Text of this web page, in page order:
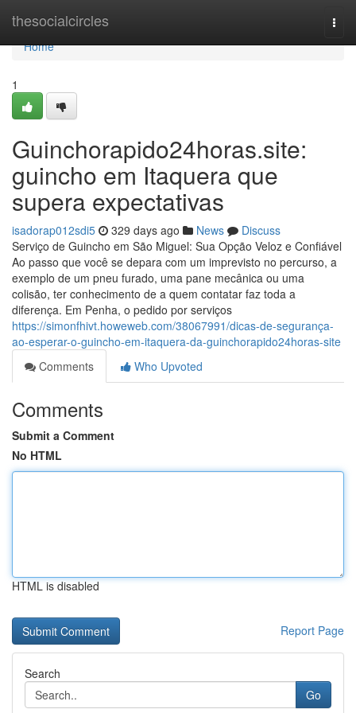
thesocialcircles
Home
Home
1
Guinchorapido24horas.site:
guincho em Itaquera que
supera expectativas
isadorap012sdi5 329 days ago News
Discuss
Serviço de Guincho em São Miguel: Sua Opção Veloz e Confiável
Ao passo que você se depara com um imprevisto no percurso, a
exemplo de um pneu furado, uma pane mecânica ou uma
colisão, ter conhecimento de a quem contatar faz toda a
diferença. Em Penha, o pedido por serviços
https://simonfhivt.howeweb.com/38067991/dicas-de-segurança-
ao-esperar-o-guincho-em-itaquera-da-guinchorapido24horas-site
Comments
Who Upvoted
Comments
Submit a Comment
No HTML
HTML is disabled
Report Page
Search
Go